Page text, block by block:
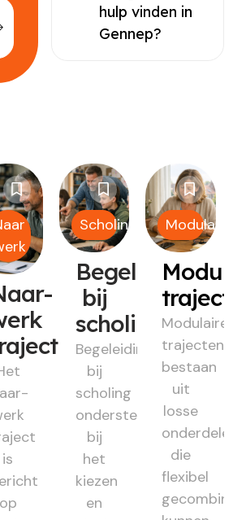
hulp vinden in
Gennep?
is
op
Scholing
Begeleiding
bij
scholing
Begeleiding
bij
scholing
ondersteunt
bij
het
kiezen
en
Modulair
Modulaire
trajecten
bestaan
uit
losse
die
flexibel